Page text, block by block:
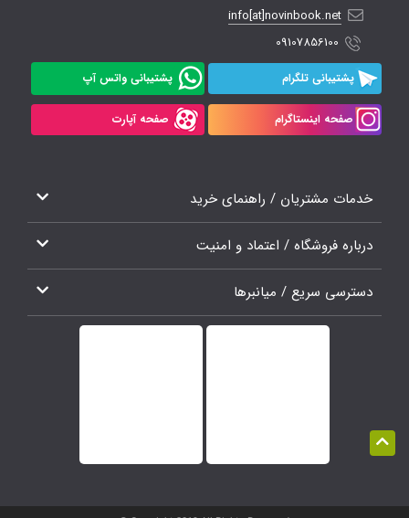
info[at]novinbook.net
09107856100
پشتیبانی تلگرام پشتیبانی واتس آپ
صفحه اینستاگرام صفحه آپارت
خدمات مشتریان / راهنمای خرید
درباره فروشگاه / اعتماد و امنیت
دسترسی سریع / میانبرها